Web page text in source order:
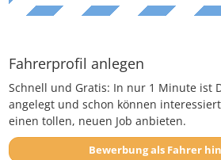
Fahrerprofil anlegen
Schnell und Gratis: In nur 1 Minute ist
angelegt und schon können
einen tollen, neuen Job anbieten.
Bewerbung als